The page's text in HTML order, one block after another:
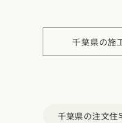
千葉県の施
千葉県の注文住